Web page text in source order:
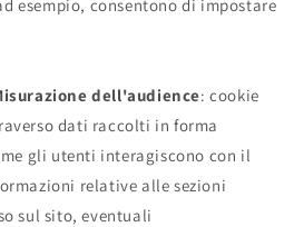
esempio, consentono di impostare
dell'audience: cookie
dati raccolti in forma
gli utenti interagiscono con il
relative alle sezioni
sul sito, eventuali